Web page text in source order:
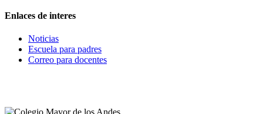
Enlaces de interes
Noticias
Escuela para padres
Correo para docentes